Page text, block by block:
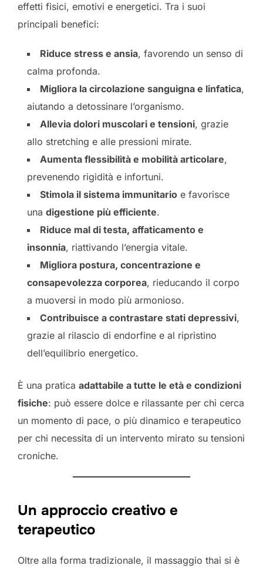
effetti fisici, emotivi e energetici. Tra i suoi
principali benefici:
Riduce stress e ansia, favorendo un senso di
calma profonda.
Migliora la circolazione sanguigna e linfatica,
aiutando a detossinare l’organismo.
Allevia dolori muscolari e tensioni, grazie
allo stretching e alle pressioni mirate.
Aumenta flessibilità e mobilità articolare,
prevenendo rigidità e infortuni.
Stimola il sistema immunitario e favorisce
una digestione più efficiente.
Riduce mal di testa, affaticamento e
insonnia, riattivando l’energia vitale.
Migliora postura, concentrazione e
consapevolezza corporea, rieducando il corpo
a muoversi in modo più armonioso.
Contribuisce a contrastare stati depressivi,
grazie al rilascio di endorfine e al ripristino
dell’equilibrio energetico.
È una pratica adattabile a tutte le età e condizioni
fisiche: può essere dolce e rilassante per chi cerca
un momento di pace, o più dinamico e terapeutico
per chi necessita di un intervento mirato su tensioni
croniche.
Un approccio creativo e
terapeutico
Oltre alla forma tradizionale, il massaggio thai si è